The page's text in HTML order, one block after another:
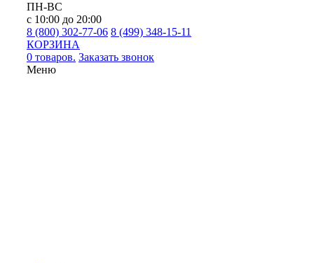
ПН-ВС
с 10:00 до 20:00
8 (800) 302-77-06 8 (499) 348-15-11
КОРЗИНА
0 товаров. Заказать звонок
Меню